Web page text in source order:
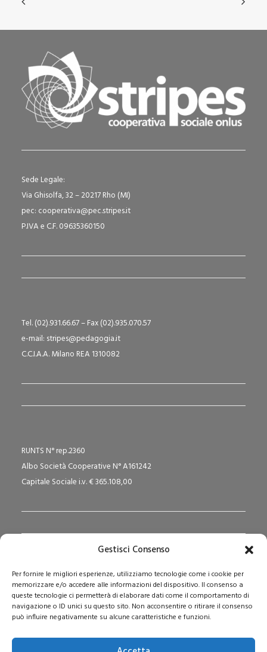
Gestisci Consenso
Per fornire le migliori esperienze, utilizziamo tecnologie come i cookie per
memorizzare e/o accedere alle informazioni del dispositivo. Il consenso a
queste tecnologie ci permetterà di elaborare dati come il comportamento di
navigazione o ID unici su questo sito. Non acconsentire o ritirare il consenso
può influire negativamente su alcune caratteristiche e funzioni.
Sede Legale:
Via Ghisolfa, 32 – 20217 Rho (MI)
pec: cooperativa@pec.stripes.it
P.IVA e C.F. 09635360150
Tel. (02).931.66.67 – Fax (02).935.070.57
e-mail: stripes@pedagogia.it
C.C.I.A.A. Milano REA 1310082
RUNTS N° rep.2360
Albo Società Cooperative N° A161242
Capitale Sociale i.v. € 365.108,00
Via San Domenico Savio, 6 – 20017 Rho (MI)
Reg. Tribunale: n. 187 del 29/03/97 | ISSN: 1593-2259
Web:www.pedagogia.it